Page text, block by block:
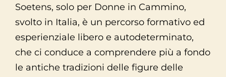
Soetens, solo per Donne in Cammino,
svolto in Italia, è un percorso formativo ed
esperienziale libero e autodeterminato,
che ci conduce a comprendere più a fondo
le antiche tradizioni delle figure delle